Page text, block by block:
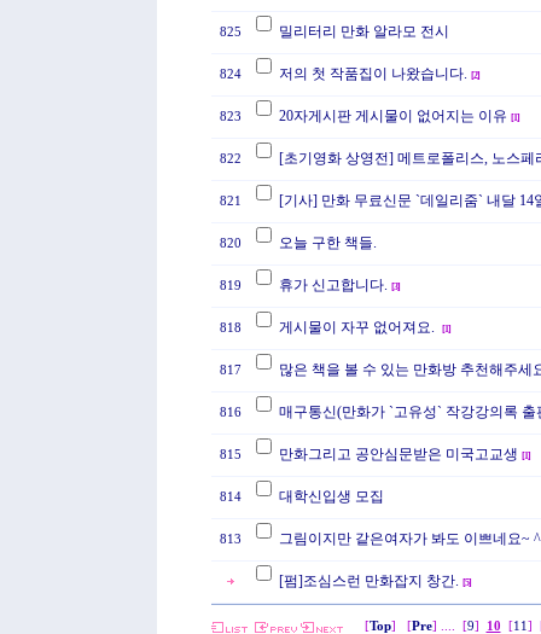
825 밀리터리 만화 알라모 전시
824 저의 첫 작품집이 나왔습니다. [2]
823 20자게시판 게시물이 없어지는 이유 [1]
822 [초기영화 상영전] 메트로폴리스, 노스페
821 [기사] 만화 무료신문 `데일리줌` 내달 14
820 오늘 구한 책들.
819 휴가 신고합니다. [3]
818 게시물이 자꾸 없어져요. [1]
817 많은 책을 볼 수 있는 만화방 추천해주세
816 매구통신(만화가 `고유성` 작강강의록 출
815 만화그리고 공안심문받은 미국고교생 [1]
814 대학신입생 모집
813 그림이지만 같은여자가 봐도 이쁘네요~
[펌]조심스런 만화잡지 창간. [5]
[Top] [Pre] .... [9] 10 [11 ]